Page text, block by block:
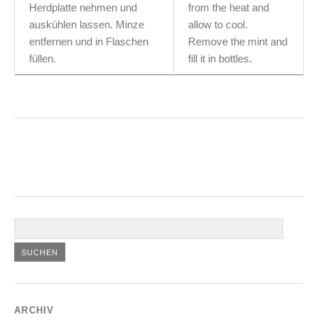
Herdplatte nehmen und
auskühlen lassen. Minze
entfernen und in Flaschen
füllen.
from the heat and
allow to cool.
Remove the mint and
fill it in bottles.
ARCHIV